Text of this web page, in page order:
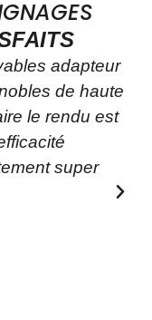
adapteur
de haute
le rendu est
super